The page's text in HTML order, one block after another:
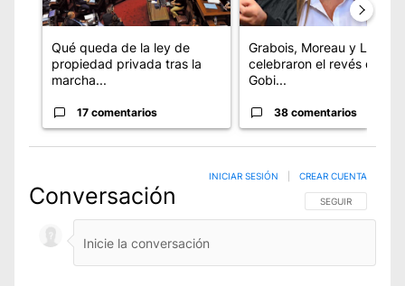
Qué queda de la ley de
propiedad privada tras la
marcha...
17 comentarios
Grabois, Moreau y
celebraron el revés del
Gobi...
38 comentarios
Conversación SIGA ESTA
SEGUIR
INICIAR SESIÓN CREAR CUENTA